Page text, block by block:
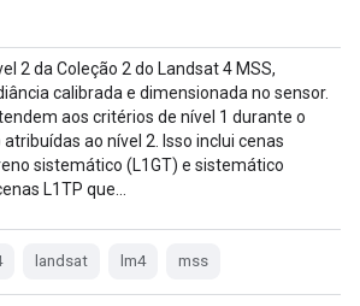
2 da Coleção 2 do Landsat 4 MSS,
calibrada e dimensionada no sensor.
aos critérios de nível 1 durante o
ao nível 2. Isso inclui cenas
sistemático (L1GT) e sistemático
L1TP que…
landsat lm4 mss